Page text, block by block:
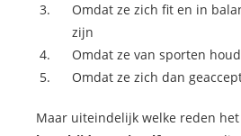
Omdat ze zich fit en in
zijn
Omdat ze van sporten
Omdat ze zich dan
Maar uiteindelijk welke reden